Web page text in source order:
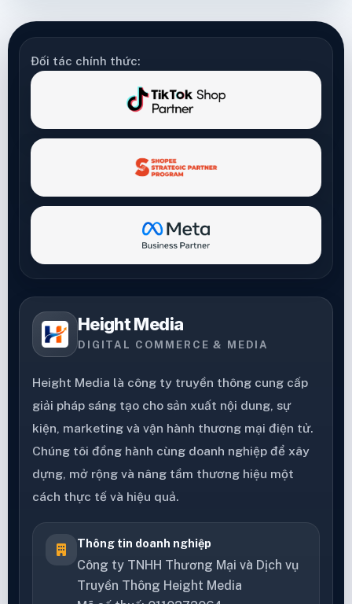
Đối tác chính thức:
Height Media
DIGITAL COMMERCE & MEDIA
Height Media là công ty truyền thông cung cấp
giải pháp sáng tạo cho sản xuất nội dung, sự
kiện, marketing và vận hành thương mại điện tử.
Chúng tôi đồng hành cùng doanh nghiệp để xây
dựng, mở rộng và nâng tầm thương hiệu một
cách thực tế và hiệu quả.
Thông tin doanh nghiệp
Công ty TNHH Thương Mại và Dịch vụ
Truyền Thông Height Media